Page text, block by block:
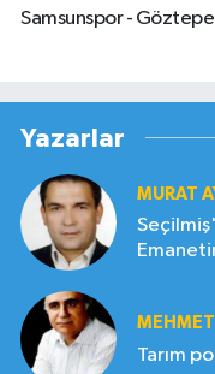
Samsunspor - Göztepe
Yazarlar
MURAT
MEHMET
Tarım